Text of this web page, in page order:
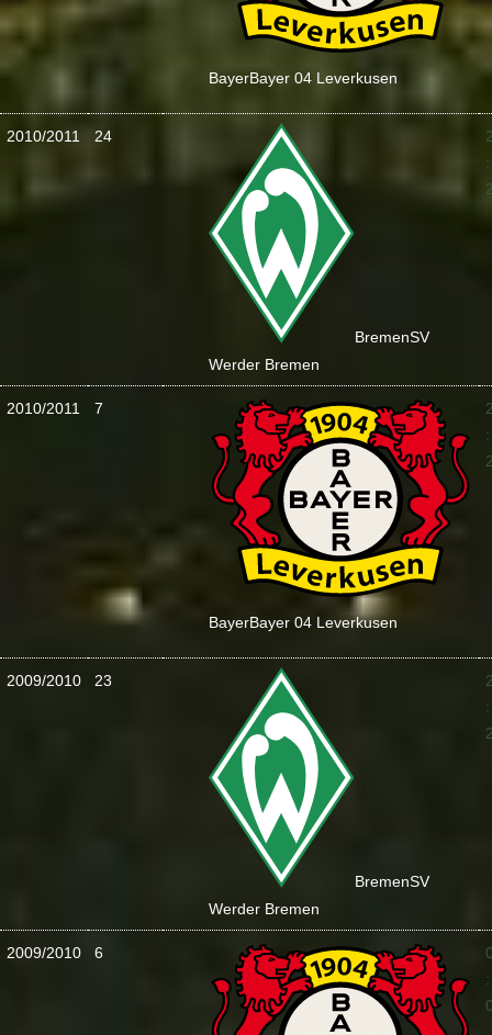
BayerBayer 04 Leverkusen
2010/2011 24
BremenSV
Werder Bremen
:
2010/2011 7
BayerBayer 04 Leverkusen
:
2009/2010 23
BremenSV
Werder Bremen
:
2009/2010 6
: